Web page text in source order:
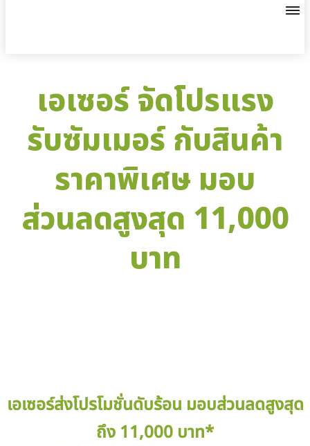
เอเซอร์ จัดโปรแรง
รับซัมเมอร์ กับสินค้า
ราคาพิเศษ มอบ
ส่วนลดสูงสุด 11,000
บาท
เอเซอร์ส่งโปรโมชั่นดับร้อน มอบส่วนลดสูงสุด
ถึง 11,000 บาท*